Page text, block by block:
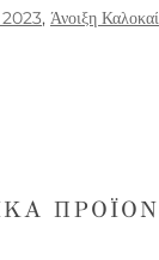
2023, Άνοιξη